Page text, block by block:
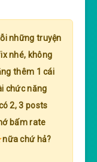
những truyện
nhé, không
thêm 1 cái
chức năng
2, 3 posts
bấm rate
nữa chứ hả?